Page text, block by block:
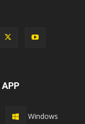
APP
Windows